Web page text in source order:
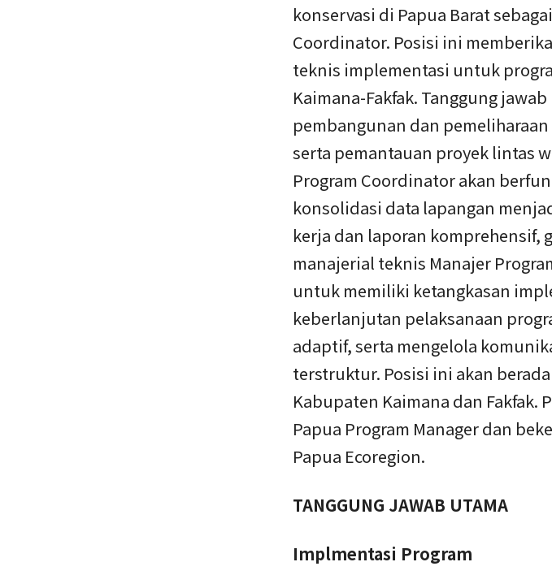
konservasi di Papua Barat
Coordinator. Posisi ini
teknis implementasi untuk
Kaimana-Fakfak. Tanggung
pembangunan dan
serta pemantauan proyek lintas
Program Coordinator akan
konsolidasi data lapangan
kerja dan laporan komprehensif,
manajerial teknis Manajer
untuk memiliki ketangkasan
keberlanjutan pelaksanaan
adaptif, serta mengelola
terstruktur. Posisi ini akan
Kabupaten Kaimana dan Fakfak.
Papua Program Manager dan
Papua Ecoregion.
TANGGUNG JAWAB UTAMA
Implmentasi Program